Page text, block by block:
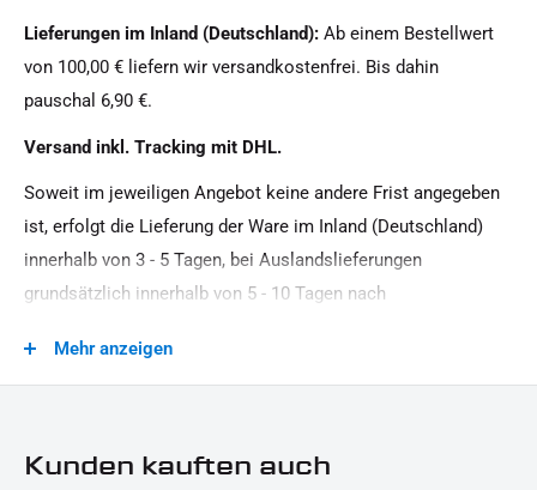
Oberfläche:
Pulverbeschichtet
Produkttyp:
Lieferungen im Inland (Deutschland): Ab einem Bestellwert
von 100,00 € liefern wir versandkostenfrei. Bis dahin
pauschal 6,90 €.
Versand inkl. Tracking mit DHL.
Soweit im jeweiligen Angebot keine andere Frist angegeben
ist, erfolgt die Lieferung der Ware im Inland (Deutschland)
innerhalb von 3 - 5 Tagen, bei Auslandslieferungen
grundsätzlich innerhalb von 5 - 10 Tagen nach
Zeitpunkt Ihrer Zahlungsanweisung).Beachten Sie, dass an
Mehr anzeigen
Kunden kauften auch